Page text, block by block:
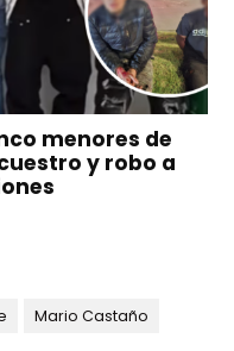
menores de
y robo a
Mario Castaño